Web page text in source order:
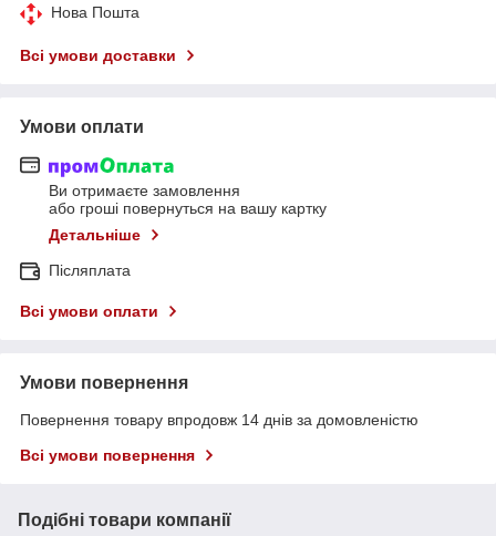
Нова Пошта
Всі умови доставки
Умови оплати
Ви отримаєте замовлення
або гроші повернуться на вашу картку
Детальніше
Післяплата
Всі умови оплати
Умови повернення
Повернення товару впродовж 14 днів за домовленістю
Всі умови повернення
Подібні товари компанії